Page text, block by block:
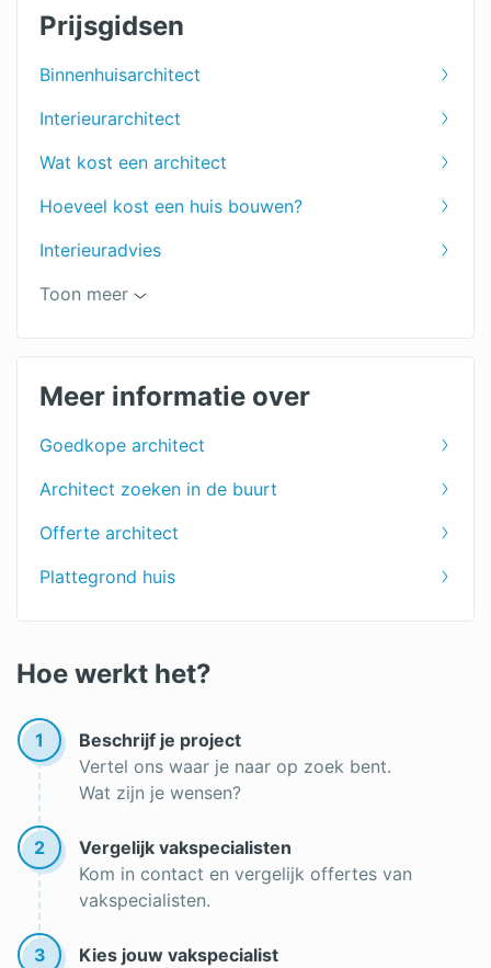
Prijsgidsen
Binnenhuisarchitect
Interieurarchitect
Wat kost een architect
Hoeveel kost een huis bouwen?
Interieuradvies
Interieurstylist
Toon meer
Meer informatie over
Goedkope architect
Architect zoeken in de buurt
Offerte architect
Plattegrond huis
Hoe werkt het?
1
Beschrijf je project
Vertel ons waar je naar op zoek bent.
Wat zijn je wensen?
2
Vergelijk vakspecialisten
Kom in contact en vergelijk offertes van
vakspecialisten.
3
Kies jouw vakspecialist